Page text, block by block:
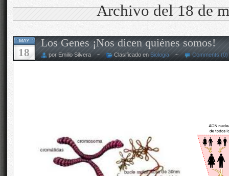
Archivo del 18 de
MAY
18
Los Genes ¡Nos dicen quiénes somos!
por Emilio Silvera ~ Clasificado en Biologia ~ Comments (0)